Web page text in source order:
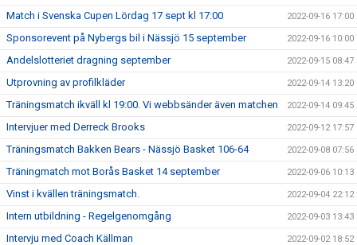
Match i Svenska Cupen Lördag 17 sept kl 17:00 2022-09-16 17:00
Sponsorevent på Nybergs bil i Nässjö 15 september 2022-09-16 10:00
Andelslotteriet dragning september 2022-09-15 08:47
Utprovning av profilkläder 2022-09-14 13:20
Träningsmatch ikväll kl 19:00. Vi webbsänder även matchen 2022-09-14 09:45
Intervjuer med Derreck Brooks 2022-09-12 17:57
Träningsmatch Bakken Bears - Nässjö Basket 106-64 2022-09-08 07:56
Träningmatch mot Borås Basket 14 september 2022-09-06 10:13
Vinst i kvällen träningsmatch. 2022-09-04 22:12
Intern utbildning - Regelgenomgång 2022-09-03 13:43
Intervju med Coach Källman 2022-09-02 18:52